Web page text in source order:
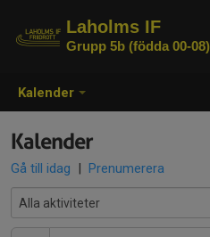
Kalender
Laholms IF
Grupp 5b (födda 00-08)
Kalender
Gå till idag | Prenumerera